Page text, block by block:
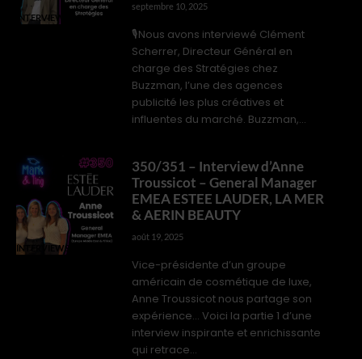
INTERVIEWS PROS
septembre 10, 2025
🎙️Nous avons interviewé Clément
Scherrer, Directeur Général en
charge des Stratégies chez
Buzzman, l’une des agences
publicité les plus créatives et
influentes du marché. Buzzman,...
INTERVIEWS PROS
350/351 – Interview d’Anne
Troussicot – General Manager
EMEA ESTEE LAUDER, LA MER
& AERIN BEAUTY
août 19, 2025
Vice-présidente d’un groupe
américain de cosmétique de luxe,
Anne Troussicot nous partage son
expérience... Voici la partie 1 d’une
interview inspirante et enrichissante
qui retrace...